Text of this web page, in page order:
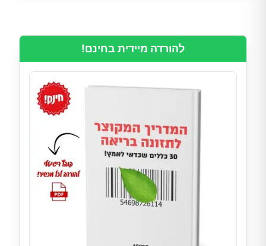
להורדה מיידית בחינם!